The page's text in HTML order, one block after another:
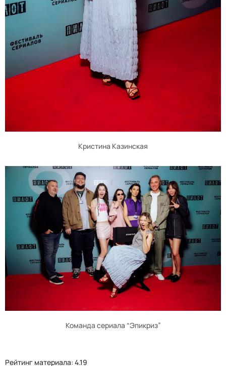
Кристина Казинская
Команда сериала “Эпикриз”
Рейтинг материала: 4.19